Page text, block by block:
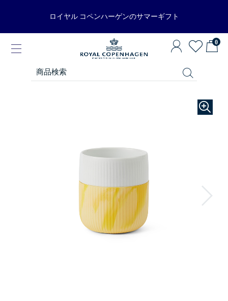
ロイヤル コペンハーゲンのサマーギフト
0